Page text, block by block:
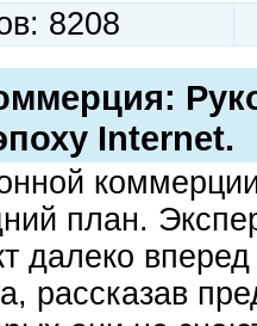
8208
Internet.
план.
далеко
рассказав